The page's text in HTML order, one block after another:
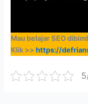
Mau belajar SEO
Klik >>https://